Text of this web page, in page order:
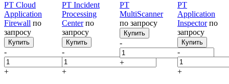
PT Cloud
Application
Firewall по
запросу
Купить
-
+
PT Incident
Processing
Center по
запросу
Купить
-
+
PT
MultiScanner
по запросу
Купить
-
+
PT
Application
Inspector по
запросу
Купить
-
+